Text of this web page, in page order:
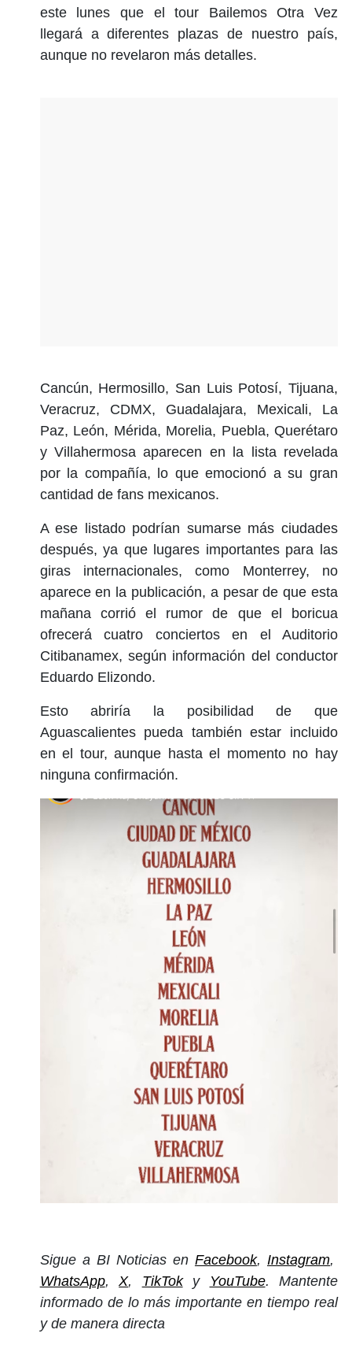
este lunes que el tour Bailemos Otra Vez
llegará a diferentes plazas de nuestro país,
aunque no revelaron más detalles.
Cancún, Hermosillo, San Luis Potosí, Tijuana,
Veracruz, CDMX, Guadalajara, Mexicali, La
Paz, León, Mérida, Morelia, Puebla, Querétaro
y Villahermosa aparecen en la lista revelada
por la compañía, lo que emocionó a su gran
cantidad de fans mexicanos.
A ese listado podrían sumarse más ciudades
después, ya que lugares importantes para las
giras internacionales, como Monterrey, no
aparece en la publicación, a pesar de que esta
mañana corrió el rumor de que el boricua
ofrecerá cuatro conciertos en el Auditorio
Citibanamex, según información del conductor
Eduardo Elizondo.
Esto abriría la posibilidad de que
Aguascalientes pueda también estar incluido
en el tour, aunque hasta el momento no hay
ninguna confirmación.
Sigue a BI Noticias en Facebook, Instagram,
WhatsApp,X, TikToky YouTube. Mantente
informado de lo más importante en tiempo real
y de manera directa